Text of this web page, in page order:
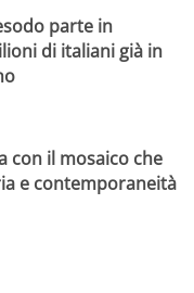
parte in
di italiani già in
con il mosaico che
e contemporaneità